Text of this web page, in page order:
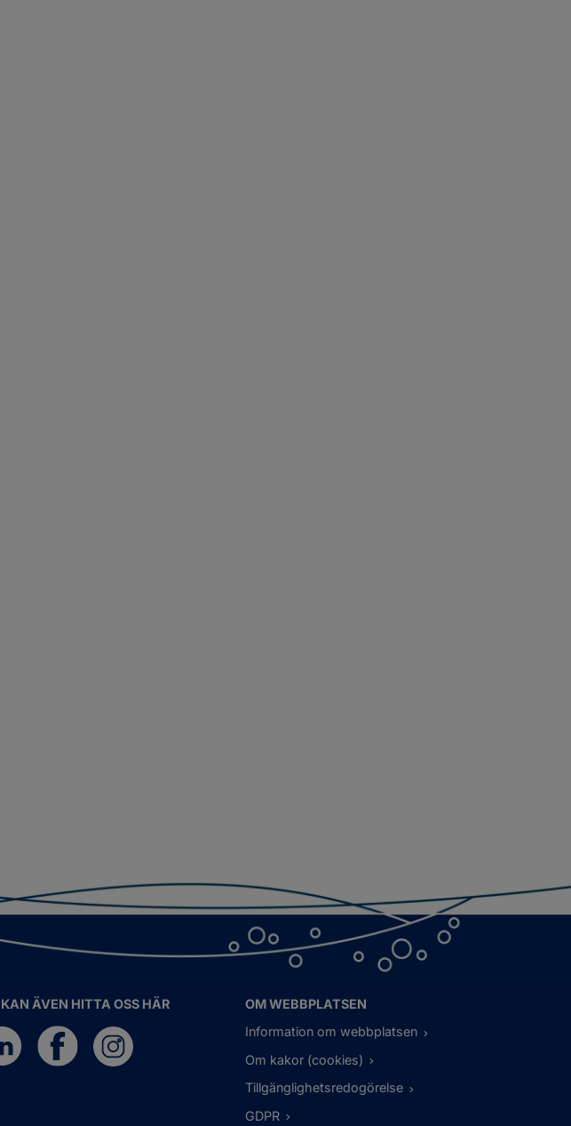
ÄVEN HITTA OSS HÄR
OM WEBBPLATSEN
Information om webbplatsen
Om kakor (cookies)
Tillgänglighetsredogörelse
GDPR